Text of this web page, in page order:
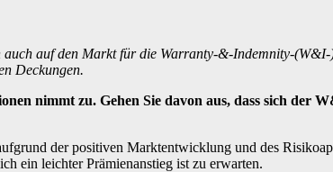
auf den Markt für die Warranty-&-Indemnity-
Deckungen.
nimmt zu. Gehen Sie davon aus, dass sich der
der positiven Marktentwicklung und des
ein leichter Prämienanstieg ist zu erwarten.